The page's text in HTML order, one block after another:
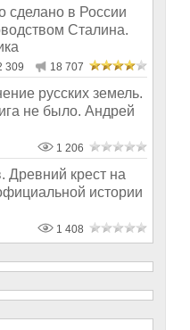
сделано в России
Сталина.
309 18 707
русских земель.
не было. Андрей
1 206
Древний крест на
истории
1 408